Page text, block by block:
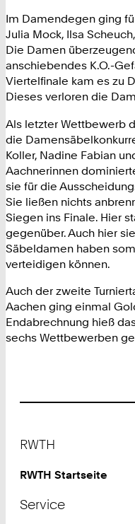
Im Damendegen ging
Julia Mock, Ilsa
Die Damen
anschiebendes K.O.-
Viertelfinale kam es zu
Dieses verloren die
Als letzter Wettbewerb
die
Koller, Nadine Fabian
Aachnerinnen
sie für die
Sie ließen nichts
Siegen ins Finale. Hier
gegenüber. Auch hier
Säbeldamen haben
verteidigen können.
Auch der zweite
Aachen ging einmal
Endabrechnung hieß
sechs Wettbewerben
RWTH
RWTH Startseite
Service